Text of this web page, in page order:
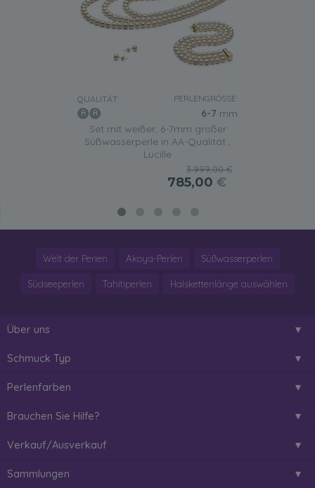
QUALITÄT: PERLENGRÖSSE:
6-7 mm
Set mit weißer, 6-7mm großer
Süßwasserperle in AA-Qualität ,
Lucille
3.999,00 €
785,00 €
Welt der Perlen Akoya-Perlen Süßwasserperlen
Südseeperlen Tahitiperlen Halskettenlänge auswählen
Über uns
Schmuck Typ
Perlenfarben
Brauchen Sie Hilfe?
Verkauf/Ausverkauf
Sammlungen